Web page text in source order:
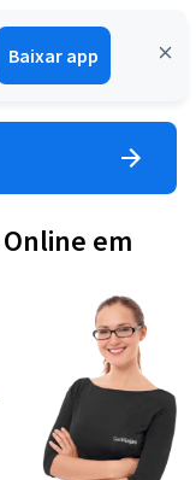
Baixar app
Entrar
em